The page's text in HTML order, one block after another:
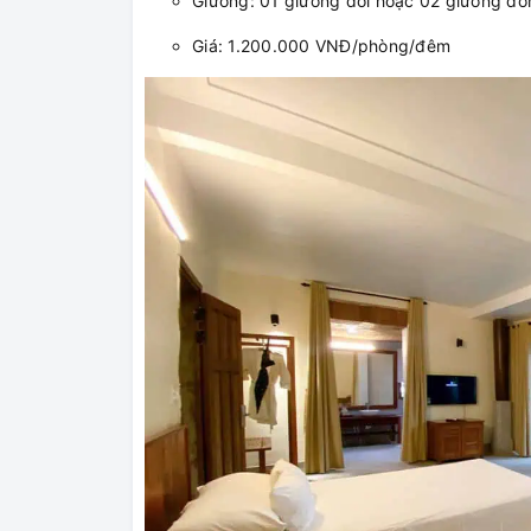
Giá: 1.200.000 VNĐ/phòng/đêm